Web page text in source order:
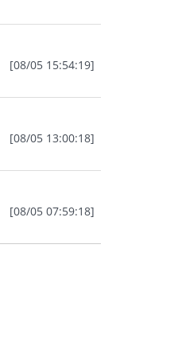
[08/05 15:54:19]
[08/05 13:00:18]
[08/05 07:59:18]